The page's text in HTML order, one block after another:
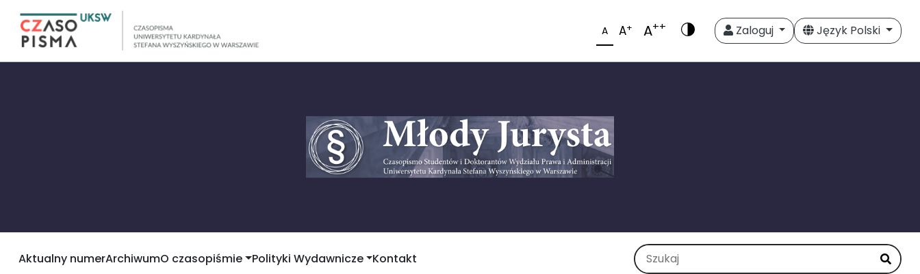
A A+ A++ Zaloguj Język Polski
Aktualny numerArchiwumO czasopiśmie Polityki Wydawnicze Kontakt